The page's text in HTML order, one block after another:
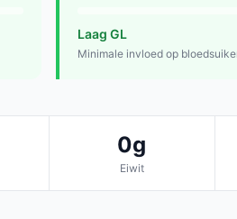
Laag GL
Minimale invloed op
0g
Eiwit